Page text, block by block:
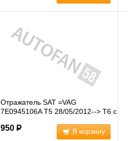
Отражатель SAT =VAG
7E0945106A T5 28/05/2012--> T6 с
950 Р В корзину